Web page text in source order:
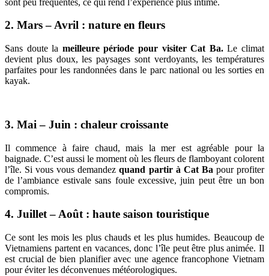
2. Mars – Avril : nature en fleurs
Sans doute la meilleure période pour visiter Cat Ba.Le climat
devient plus doux, les paysages sont verdoyants, les températures
parfaites pour les randonnées dans le parc national ou les sorties en
kayak.
3. Mai – Juin : chaleur croissante
Il commence à faire chaud, mais la mer est agréable pour la
baignade. C’est aussi le moment où les fleurs de flamboyant colorent
l’île. Si vous vous demandezquand partir à Cat Ba pour profiter
de l’ambiance estivale sans foule excessive, juin peut être un bon
compromis.
4. Juillet – Août : haute saison touristique
Ce sont les mois les plus chauds et les plus humides. Beaucoup de
Vietnamiens partent en vacances, donc l’île peut être plus animée. Il
est crucial de bien planifier avec une agence francophone Vietnam
pour éviter les déconvenues météorologiques.